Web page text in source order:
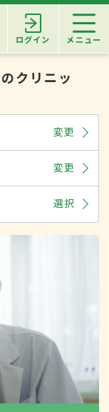
ログイン メニュー
のクリニッ
変更
変更
選択